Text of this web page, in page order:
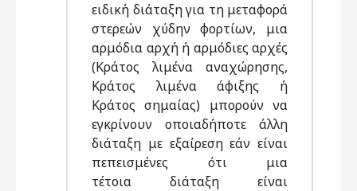
ειδική διάταξη για τη μεταφορά
στερεών χύδην φορτίων, μια
αρμόδια αρχή ή αρμόδιες αρχές
(Κράτος λιμένα αναχώρησης,
Κράτος λιμένα άφιξης ή
Κράτος σημαίας) μπορούν να
εγκρίνουν οποιαδήποτε άλλη
διάταξη με εξαίρεση εάν είναι
πεπεισμένες ότι μια
τέτοια διάταξη είναι